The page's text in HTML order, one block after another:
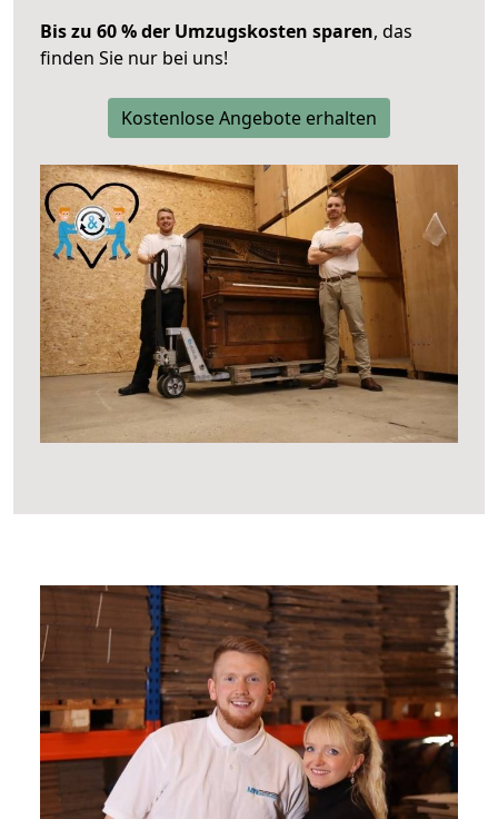
Bis zu 60 % der Umzugskosten sparen, das
finden Sie nur bei uns!
Kostenlose Angebote erhalten